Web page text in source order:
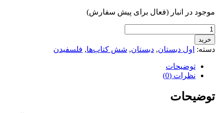
موجود در انبار (فعال برای پیش سفارش)
فلسفیدن
اول
دبستان
خرید
دسته: اول دبستان, دبستان, شش کتاب‌ها, فلسفیدن
توضیحات
نظرات (0)
توضیحات